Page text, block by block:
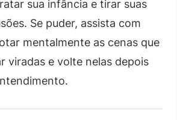
sua infância e tirar suas
Se puder, assista com
mentalmente as cenas que
viradas e volte nelas depois